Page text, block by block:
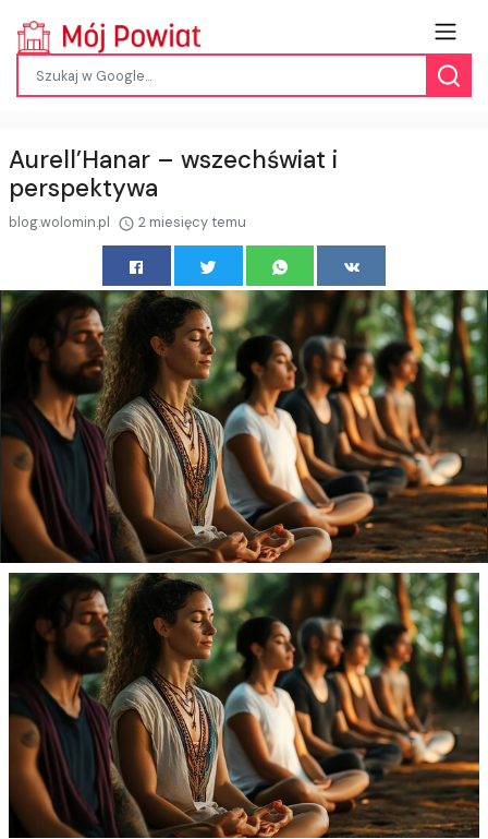
Aurell’Hanar – wszechświat i
perspektywa
blog.wolomin.pl 2 miesięcy temu